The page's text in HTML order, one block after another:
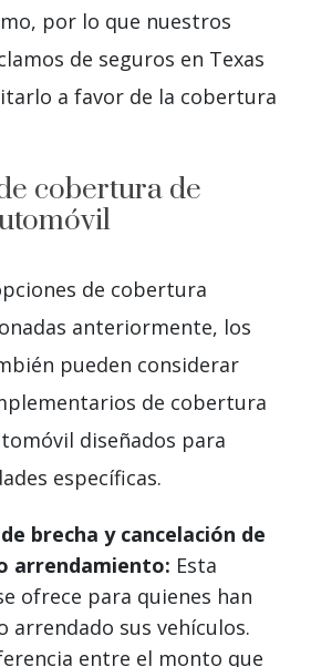
por lo que nuestros
de seguros en Texas
a favor de la cobertura
cobertura de
de cobertura
anteriormente, los
pueden considerar
de cobertura
diseñados para
específicas.
brecha y cancelación de
arrendamiento: Esta
ofrece para quienes han
arrendado sus vehículos.
entre el monto que